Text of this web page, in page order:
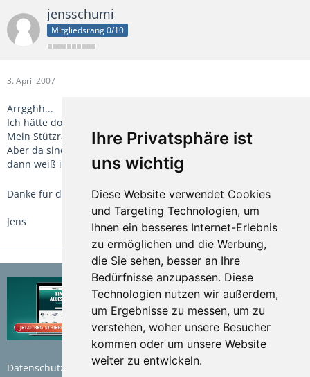
Ihre Privatsphäre ist
uns wichtig
Diese Website verwendet Cookies
und Targeting Technologien, um
Ihnen ein besseres Internet-Erlebnis
zu ermöglichen und die Werbung,
die Sie sehen, besser an Ihre
Bedürfnisse anzupassen. Diese
Technologien nutzen wir außerdem,
um Ergebnisse zu messen, um zu
verstehen, woher unsere Besucher
kommen oder um unsere Website
weiter zu entwickeln.
jensschumi
Mitgliedsrang 0/10
3. April 2007
Arrgghh...
Ich hätte doch mal die Brille zum Messen aufsetzen sollen:
Mein Stützrad hat 38mm Durchmesser, nicht 28 :-/
Aber da sind auch die beiden Löcher mit 105mm Abstand -
dann weiß ich ja, was ich tun muß
Danke für die gute Info und Gruss
Jens
Datenschutzerklärung Nutzungsbedingungen